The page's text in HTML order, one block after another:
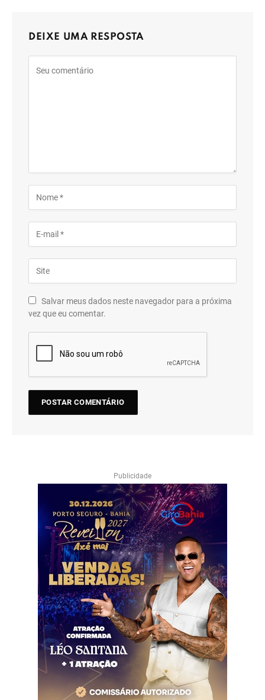
DEIXE UMA RESPOSTA
Salvar meus dados neste navegador para a próxima
vez que eu comentar.
Publicidade